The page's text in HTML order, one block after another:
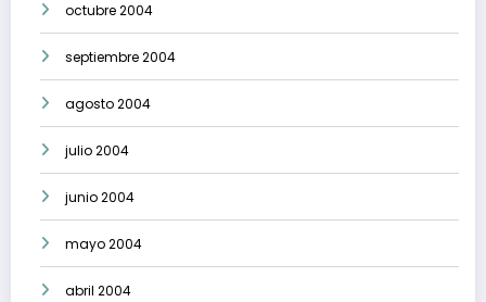
octubre 2004
septiembre 2004
agosto 2004
julio 2004
junio 2004
mayo 2004
abril 2004